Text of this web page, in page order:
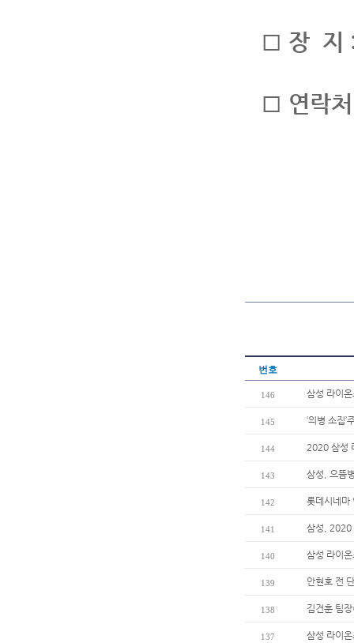
□ 장 지 :
□ 연락
번호
146 삼성 라이
145 ‘의병 소집
144 2020 삼성
143 삼성, 으뜸
142 롯데시네마
141 삼성, 2020
140 삼성 라이
139 안현호 전
138 김건훈 팀
137 삼성 라이